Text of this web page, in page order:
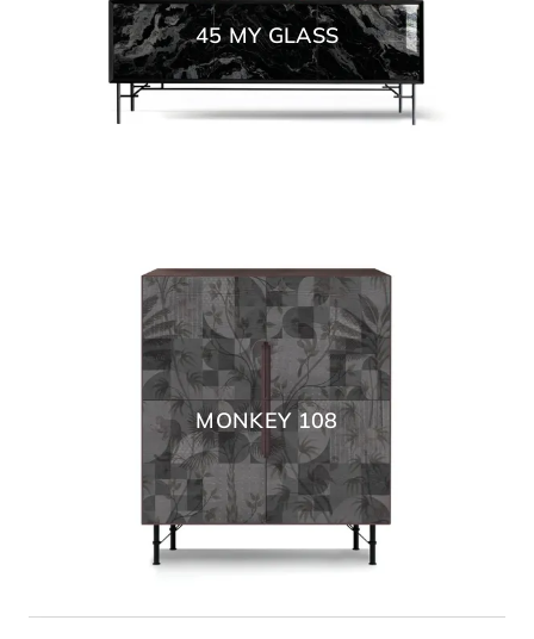
45 MY GLASS
MONKEY 108